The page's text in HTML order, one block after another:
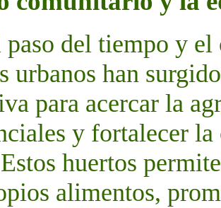
paso del tiempo y
urbanos han
para acercar la
y fortalecer
huertos
alimentos,